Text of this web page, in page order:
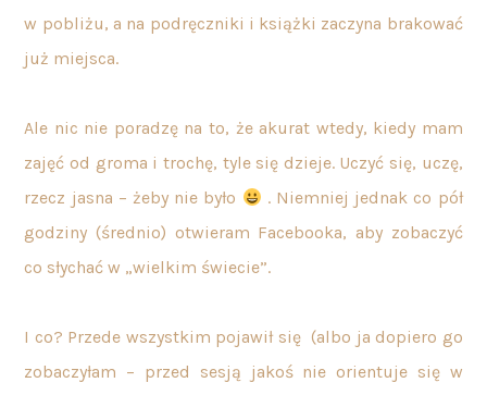
w pobliżu, a na podręczniki i książki zaczyna brakować
już miejsca.
Ale nic nie poradzę na to, że akurat wtedy, kiedy mam
zajęć od groma i trochę, tyle się dzieje. Uczyć się, uczę,
rzecz jasna – żeby nie było
. Niemniej jednak co pół
godziny (średnio) otwieram Facebooka, aby zobaczyć
co słychać w „wielkim świecie”.
I co? Przede wszystkim pojawił się (albo ja dopiero go
zobaczyłam – przed sesją jakoś nie orientuje się w